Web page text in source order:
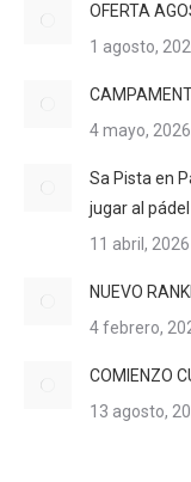
OFERTA
1 agosto,
4 mayo, 2026
Sa Pista en
jugar al pádel
11 abril, 2026
NUEVO
4 febrero,
COMIENZO
13 agosto,